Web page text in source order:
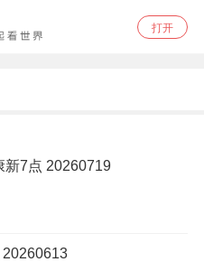
打开
新7点 20260719